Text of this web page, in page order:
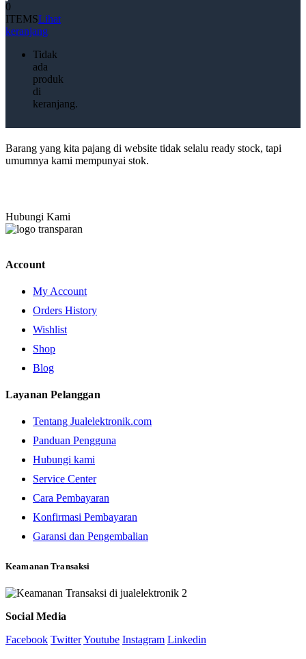
0
ITEMSLihat
keranjang
Tidak
ada
produk
di
keranjang.
Barang yang kita pajang di website tidak selalu ready stock, tapi
umumnya kami mempunyai stok.
Hubungi Kami
Account
My Account
Orders History
Wishlist
Shop
Blog
Layanan Pelanggan
Tentang Jualelektronik.com
Panduan Pengguna
Hubungi kami
Service Center
Cara Pembayaran
Konfirmasi Pembayaran
Garansi dan Pengembalian
Keamanan Transaksi
Social Media
Facebook TwitterYoutube Instagram Linkedin